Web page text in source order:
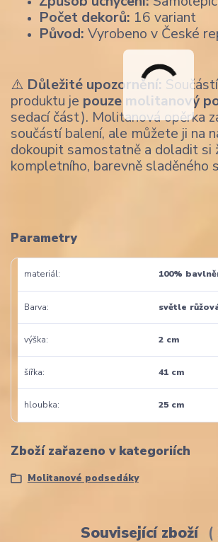
Počet dekorů: 16 variant
Původ: Vyrobeno v České
⚠️ Důležité upozornění:
produktu je pouze molitanový
sedací část). Molitanová opěrka
součástí balení, ale můžete ji na
dokoupit samostatně a doladit si
kompletního, barevně sladěného
Parametry
materiál 100%
Barva světle
výška 2 cm
šířka 41 cm
hloubka 25 cm
Zboží zařazeno v kategoriích
Molitanové podsedáky
Související zboží